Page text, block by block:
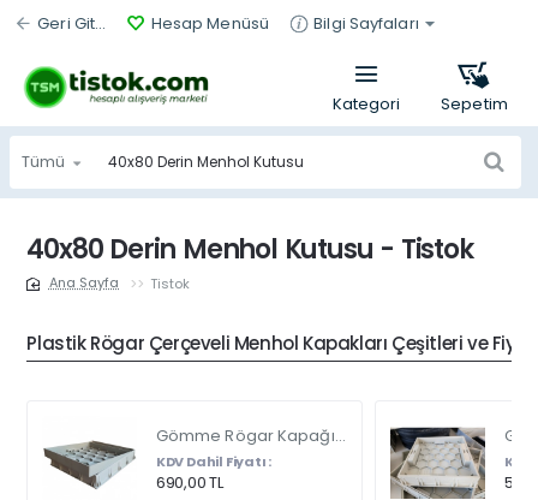
Geri Git... Hesap Menüsü Bilgi Sayfaları
Tümü
Ürün
bul...
40x80 Derin Menhol Kutusu - Tistok
Tistok
Plastik Rögar Çerçeveli Menhol Kapakları Çeşitleri ve
Gömme Rögar Kapağı - Seramik - Fayans Ve Mermer Zeminlerde - Gizli Çerçeve Kapak Çift Kulplu 45 X 45
KDV Dahil Fiyatı :
690,00 TL
KDV